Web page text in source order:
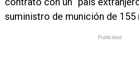
suministro de munición de
Publicidad